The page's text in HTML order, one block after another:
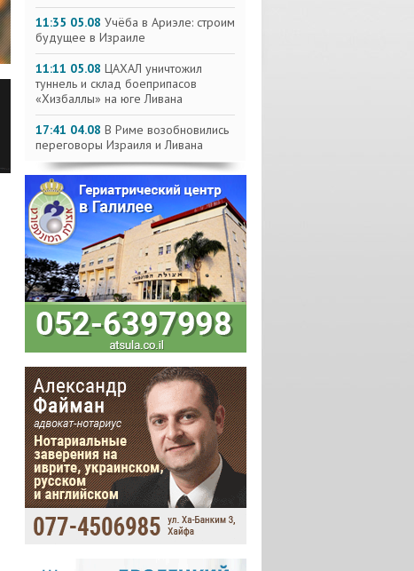
11:35 05.08 Учёба в Ариэле: строим
будущее в Израиле
11:11 05.08 ЦАХАЛ уничтожил
туннель и склад боеприпасов
«Хизбаллы» на юге Ливана
17:41 04.08 В Риме возобновились
переговоры Израиля и Ливана